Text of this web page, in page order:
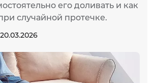
его доливать и как
случайной протечке.
20.03.2026